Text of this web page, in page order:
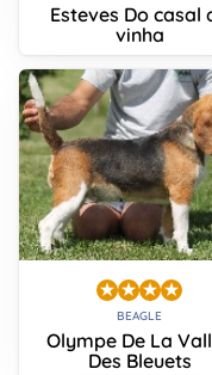
Esteves Do casal
vinha
BEAGLE
Olympe De La
Des Bleuets